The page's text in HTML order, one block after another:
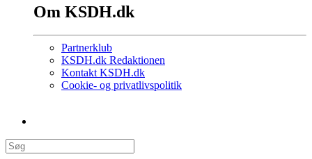
Om KSDH.dk
Partnerklub
KSDH.dk Redaktionen
Kontakt KSDH.dk
Cookie- og privatlivspolitik